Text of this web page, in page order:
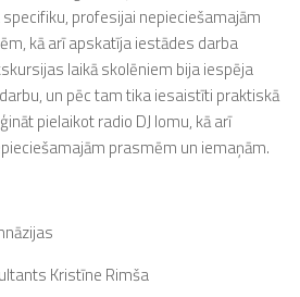
profesijai nepieciešamajām
kā arī apskatīja iestādes darba
laikā skolēniem bija iespēja
un pēc tam tika iesaistīti praktiskā
pielaikot radio DJ lomu, kā arī
prasmēm un iemaņām.
Kristīne Rimša